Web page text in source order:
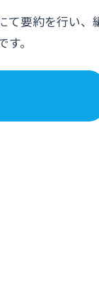
要約を行い、
。
rc